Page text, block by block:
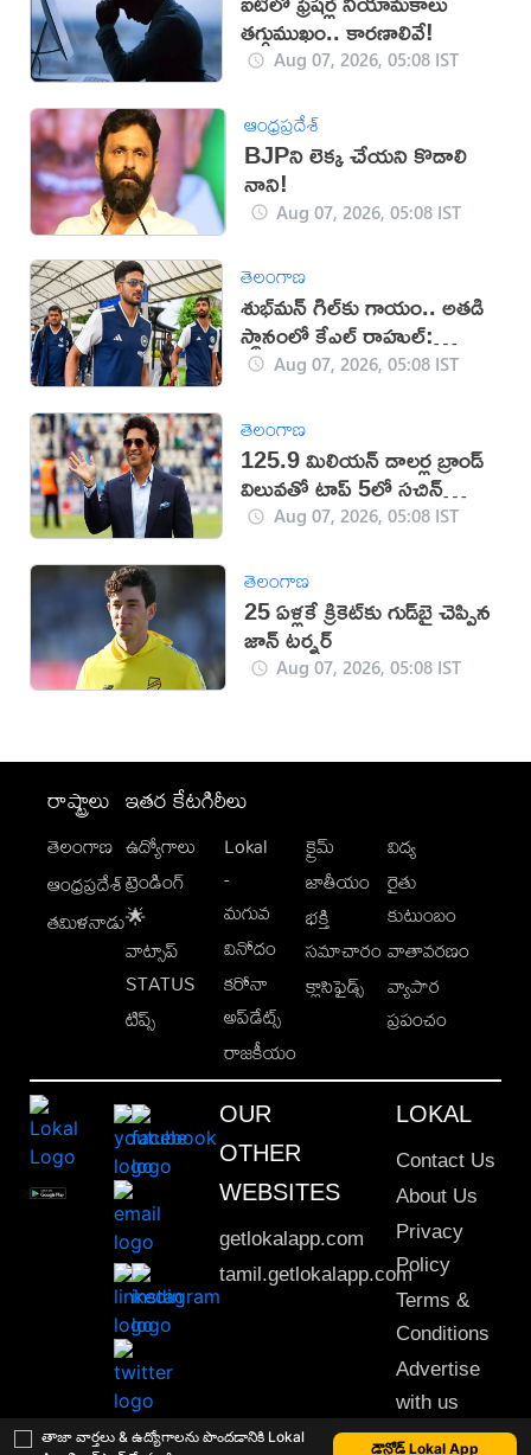
తాజా వార్తలు & ఉద్యోగాలను పొందడానికి Lokal
డౌన్లోడ్ Lokal App
తగ్గుముఖం.. కారణాలివే!
Aug 07, 2026, 05:08 IST
ఆంధ్రప్రదేశ్
BJPని లెక్క చేయని కొడాలి
నాని!
Aug 07, 2026, 05:08 IST
తెలంగాణ
శుభ్‌మన్‌ గిల్‌కు గాయం.. అతడి
స్థానంలో కేఎల్ రాహుల్:
బీసీసీఐAug 07, 2026, 05:08 IST
తెలంగాణ
125.9 మిలియన్ డాలర్ల బ్రాండ్
విలువతో టాప్ 5లో సచిన్
టెండూల్కర్
Aug 07, 2026, 05:08 IST
తెలంగాణ
25 ఏళ్లకే క్రికెట్‌కు గుడ్‌బై చెప్పిన
జాన్ టర్నర్
Aug 07, 2026, 05:08 IST
రాష్ట్రాలు
తెలంగాణ
ఆంధ్రప్రదేశ్
తమిళనాడు
ఇతర కేటగిరీలు
ఉద్యోగాలు
ట్రెండింగ్
🌟
వాట్సాప్
STATUS
టిప్స్
Lokal
-
మగువ
వినోదం
కరోనా
అప్‌డేట్స్
రాజకీయం
క్రైమ్
జాతీయం
భక్తి
సమాచారం
క్లాసిఫైడ్స్
విద్య
రైతు
కుటుంబం
వాతావరణం
వ్యాపార
ప్రపంచం
OUR
OTHER
WEBSITES
getlokalapp.com
tamil.getlokalapp.com
LOKAL
Contact Us
About Us
Privacy
Policy
Terms &
Conditions
Advertise
with us
Sitemap